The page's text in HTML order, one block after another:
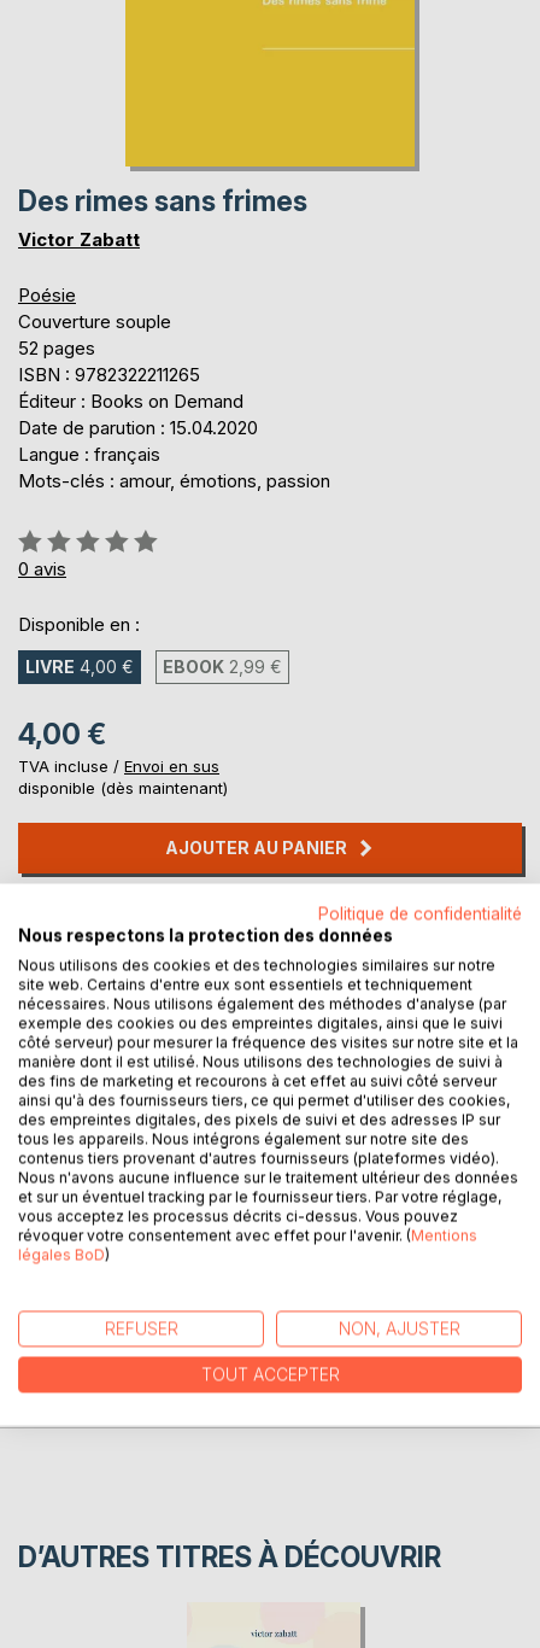
Des rimes sans frimes
Victor Zabatt
Poésie
Couverture souple
52 pages
ISBN : 9782322211265
Éditeur : Books on Demand
Date de parution : 15.04.2020
Langue : français
Mots-clés : amour, émotions, passion
Évaluation:
0%
0 avis
Disponible en :
LIVRE 4,00 € EBOOK 2,99 €
4,00 €
TVA incluse / Envoi en sus
disponible (dès maintenant)
AJOUTER AU PANIER
Laisser un avis
DESCRIPTION
Du coq à l'âme, une ballade à travers des rimes sans frime.
AUTEUR(S)
CRITIQUES PRESSE
AVIS
D’AUTRES TITRES À DÉCOUVRIR
Politique de confidentialité
Nous respectons la protection des données
Nous utilisons des cookies et des technologies similaires sur notre
site web. Certains d'entre eux sont essentiels et techniquement
nécessaires. Nous utilisons également des méthodes d'analyse (par
exemple des cookies ou des empreintes digitales, ainsi que le suivi
côté serveur) pour mesurer la fréquence des visites sur notre site et la
manière dont il est utilisé. Nous utilisons des technologies de suivi à
des fins de marketing et recourons à cet effet au suivi côté serveur
ainsi qu'à des fournisseurs tiers, ce qui permet d'utiliser des cookies,
des empreintes digitales, des pixels de suivi et des adresses IP sur
tous les appareils. Nous intégrons également sur notre site des
contenus tiers provenant d'autres fournisseurs (plateformes vidéo).
Nous n'avons aucune influence sur le traitement ultérieur des données
et sur un éventuel tracking par le fournisseur tiers. Par votre réglage,
vous acceptez les processus décrits ci-dessus. Vous pouvez
révoquer votre consentement avec effet pour l'avenir. (Mentions
légales BoD)
REFUSER NON, AJUSTER
TOUT ACCEPTER